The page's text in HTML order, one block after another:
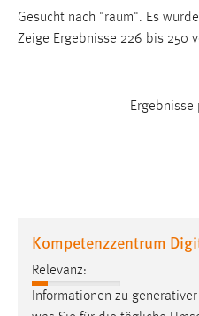
Gesucht nach "raum". Es
Zeige Ergebnisse 226 bis 250
Ergebnisse
Kompetenzzentrum
Relevanz:
Informationen zu
Name:
Dieser Cookie speichert
Name:
staticfilecache